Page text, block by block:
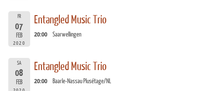
FR
07
FEB
2020
Entangled Music Trio
20:00 Saarwellingen
SA
08
FEB
Entangled Music Trio
20:00 Baarle-Nassau Plusétage/NL